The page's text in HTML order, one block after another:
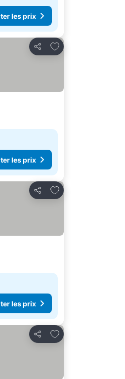
les prix
Partager
Ajouter à mes favoris
les prix
Partager
Ajouter à mes favoris
les prix
Partager
Ajouter à mes favoris